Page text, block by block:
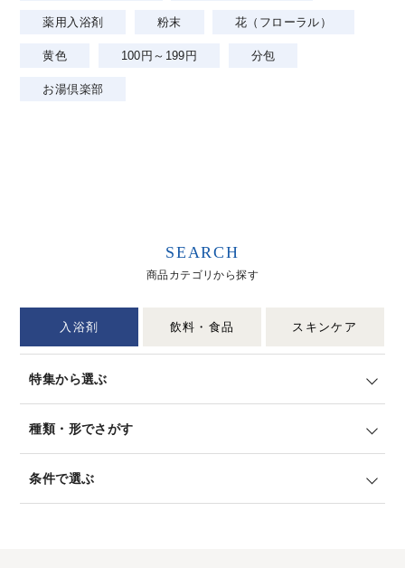
薬用入浴剤 粉末 花（フローラル）
黄色 100円～199円 分包
お湯倶楽部
SEARCH
商品カテゴリから探す
入浴剤 飲料・食品 スキンケア
特集から選ぶ
種類・形でさがす
条件で選ぶ